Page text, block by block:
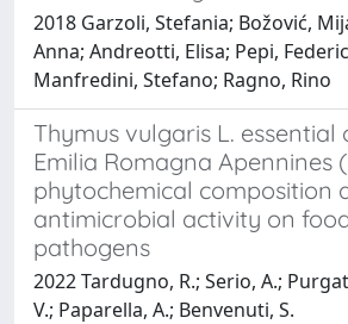
2018 Garzoli, Stefania; Božović,
Anna; Andreotti, Elisa; Pepi,
Manfredini, Stefano; Ragno, Rino
Thymus vulgaris L. essential
Emilia Romagna Apennines
phytochemical composition
antimicrobial activity on
pathogens
2022 Tardugno, R.; Serio, A.;
V.; Paparella, A.; Benvenuti, S.